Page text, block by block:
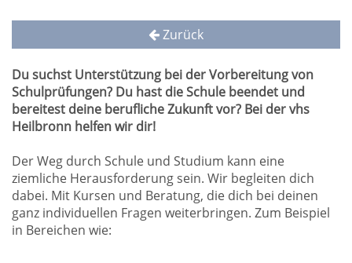
Zurück
Du suchst Unterstützung bei der Vorbereitung von
Schulprüfungen? Du hast die Schule beendet und
bereitest deine berufliche Zukunft vor? Bei der vhs
Heilbronn helfen wir dir!
Der Weg durch Schule und Studium kann eine
ziemliche Herausforderung sein. Wir begleiten dich
dabei. Mit Kursen und Beratung, die dich bei deinen
ganz individuellen Fragen weiterbringen. Zum Beispiel
in Bereichen wie: